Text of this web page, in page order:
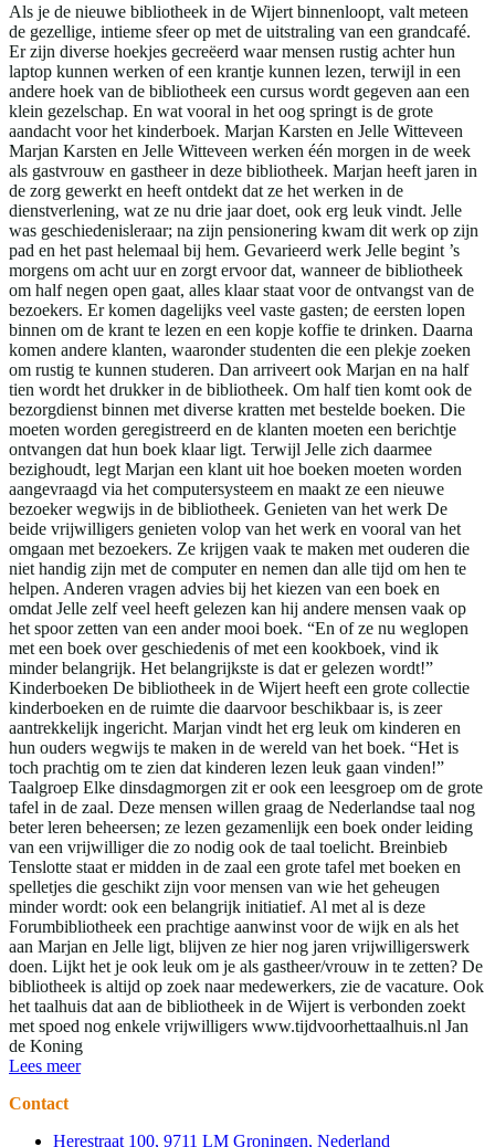
Als je de nieuwe bibliotheek in de Wijert binnenloopt, valt meteen
de gezellige, intieme sfeer op met de uitstraling van een grandcafé.
Er zijn diverse hoekjes gecreëerd waar mensen rustig achter hun
laptop kunnen werken of een krantje kunnen lezen, terwijl in een
andere hoek van de bibliotheek een cursus wordt gegeven aan een
klein gezelschap. En wat vooral in het oog springt is de grote
aandacht voor het kinderboek. Marjan Karsten en Jelle Witteveen
Marjan Karsten en Jelle Witteveen werken één morgen in de week
als gastvrouw en gastheer in deze bibliotheek. Marjan heeft jaren in
de zorg gewerkt en heeft ontdekt dat ze het werken in de
dienstverlening, wat ze nu drie jaar doet, ook erg leuk vindt. Jelle
was geschiedenisleraar; na zijn pensionering kwam dit werk op zijn
pad en het past helemaal bij hem. Gevarieerd werk Jelle begint ’s
morgens om acht uur en zorgt ervoor dat, wanneer de bibliotheek
om half negen open gaat, alles klaar staat voor de ontvangst van de
bezoekers. Er komen dagelijks veel vaste gasten; de eersten lopen
binnen om de krant te lezen en een kopje koffie te drinken. Daarna
komen andere klanten, waaronder studenten die een plekje zoeken
om rustig te kunnen studeren. Dan arriveert ook Marjan en na half
tien wordt het drukker in de bibliotheek. Om half tien komt ook de
bezorgdienst binnen met diverse kratten met bestelde boeken. Die
moeten worden geregistreerd en de klanten moeten een berichtje
ontvangen dat hun boek klaar ligt. Terwijl Jelle zich daarmee
bezighoudt, legt Marjan een klant uit hoe boeken moeten worden
aangevraagd via het computersysteem en maakt ze een nieuwe
bezoeker wegwijs in de bibliotheek. Genieten van het werk De
beide vrijwilligers genieten volop van het werk en vooral van het
omgaan met bezoekers. Ze krijgen vaak te maken met ouderen die
niet handig zijn met de computer en nemen dan alle tijd om hen te
helpen. Anderen vragen advies bij het kiezen van een boek en
omdat Jelle zelf veel heeft gelezen kan hij andere mensen vaak op
het spoor zetten van een ander mooi boek. “En of ze nu weglopen
met een boek over geschiedenis of met een kookboek, vind ik
minder belangrijk. Het belangrijkste is dat er gelezen wordt!”
Kinderboeken De bibliotheek in de Wijert heeft een grote collectie
kinderboeken en de ruimte die daarvoor beschikbaar is, is zeer
aantrekkelijk ingericht. Marjan vindt het erg leuk om kinderen en
hun ouders wegwijs te maken in de wereld van het boek. “Het is
toch prachtig om te zien dat kinderen lezen leuk gaan vinden!”
Taalgroep Elke dinsdagmorgen zit er ook een leesgroep om de grote
tafel in de zaal. Deze mensen willen graag de Nederlandse taal nog
beter leren beheersen; ze lezen gezamenlijk een boek onder leiding
van een vrijwilliger die zo nodig ook de taal toelicht. Breinbieb
Tenslotte staat er midden in de zaal een grote tafel met boeken en
spelletjes die geschikt zijn voor mensen van wie het geheugen
minder wordt: ook een belangrijk initiatief. Al met al is deze
Forumbibliotheek een prachtige aanwinst voor de wijk en als het
aan Marjan en Jelle ligt, blijven ze hier nog jaren vrijwilligerswerk
doen. Lijkt het je ook leuk om je als gastheer/vrouw in te zetten? De
bibliotheek is altijd op zoek naar medewerkers, zie de vacature. Ook
het taalhuis dat aan de bibliotheek in de Wijert is verbonden zoekt
met spoed nog enkele vrijwilligers www.tijdvoorhettaalhuis.nl Jan
de Koning
Lees meer
Contact
Herestraat 100, 9711 LM Groningen, Nederland